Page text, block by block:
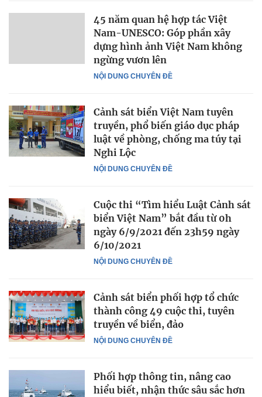
NỘI DUNG CHUYÊN ĐỀ
45 năm quan hệ hợp tác Việt
Nam-UNESCO: Góp phần xây
dựng hình ảnh Việt Nam không
ngừng vươn lên
NỘI DUNG CHUYÊN ĐỀ
Cảnh sát biển Việt Nam tuyên
truyền, phổ biến giáo dục pháp
luật về phòng, chống ma túy tại
Nghi Lộc
NỘI DUNG CHUYÊN ĐỀ
Cuộc thi “Tìm hiểu Luật Cảnh sát
biển Việt Nam” bắt đầu từ 0h
ngày 6/9/2021 đến 23h59 ngày
6/10/2021
NỘI DUNG CHUYÊN ĐỀ
Cảnh sát biển phối hợp tổ chức
thành công 49 cuộc thi, tuyên
truyền về biển, đảo
Phối hợp thông tin, nâng cao
hiểu biết, nhận thức sâu sắc hơn